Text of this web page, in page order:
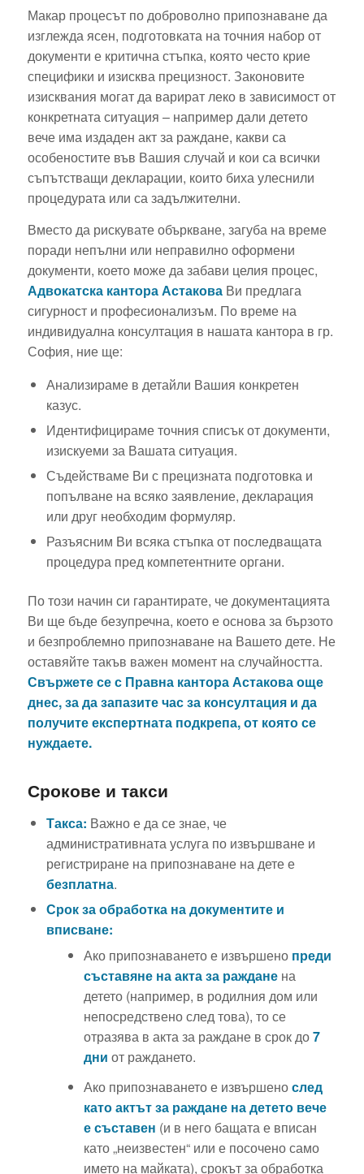
Макар процесът по доброволно припознаване да
изглежда ясен, подготовката на точния набор от
документи е критична стъпка, която често крие
специфики и изисква прецизност. Законовите
изисквания могат да варират леко в зависимост от
конкретната ситуация – например дали детето
вече има издаден акт за раждане, какви са
особеностите във Вашия случай и кои са всички
съпътстващи декларации, които биха улеснили
процедурата или са задължителни.
Вместо да рискувате объркване, загуба на време
поради непълни или неправилно оформени
документи, което може да забави целия процес,
Адвокатска кантора АстаковаВи предлага
сигурност и професионализъм. По време на
индивидуална консултация в нашата кантора в гр.
София, ние ще:
Анализираме в детайли Вашия конкретен
казус.
Идентифицираме точния списък от документи,
изискуеми за Вашата ситуация.
Съдействаме Ви с прецизната подготовка и
попълване на всяко заявление, декларация
или друг необходим формуляр.
Разъясним Ви всяка стъпка от последващата
процедура пред компетентните органи.
По този начин си гарантирате, че документацията
Ви ще бъде безупречна, което е основа за бързото
и безпроблемно припознаване на Вашето дете. Не
оставяйте такъв важен момент на случайността.
Свържете се с Правна кантора Астакова още
днес, за да запазите час за консултация и да
получите експертната подкрепа, от която се
нуждаете.
Срокове и такси
Такса: Важно е да се знае, че
административната услуга по извършване и
регистриране на припознаване на дете е
безплатна.
Срок за обработка на документите и
вписване:
Ако припознаването е извършено преди
съставяне на акта за ражданена
детето (например, в родилния дом или
непосредствено след това), то се
отразява в акта за раждане в срок до7
дни от раждането.
Ако припознаването е извършенослед
като актът за раждане на детето вече
е съставен (и в него бащата е вписан
като „неизвестен“ или е посочено само
името на майката), срокът за обработка